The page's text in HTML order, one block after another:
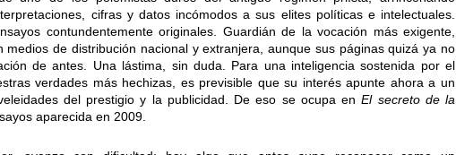
cifras y datos incómodos a sus elites políticas e intelectuales.
contundentemente originales. Guardián de la vocación más exigente,
medios de distribución nacional y extranjera, aunque sus páginas quizá ya no
de antes. Una lástima, sin duda. Para una inteligencia sostenida por el
verdades más hechizas, es previsible que su interés apunte ahora a un
del prestigio y la publicidad. De eso se ocupa enEl secreto de la
aparecida en 2009.